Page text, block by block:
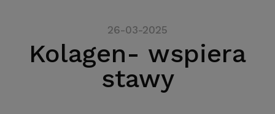
26-03-2025
Kolagen- wspiera
stawy